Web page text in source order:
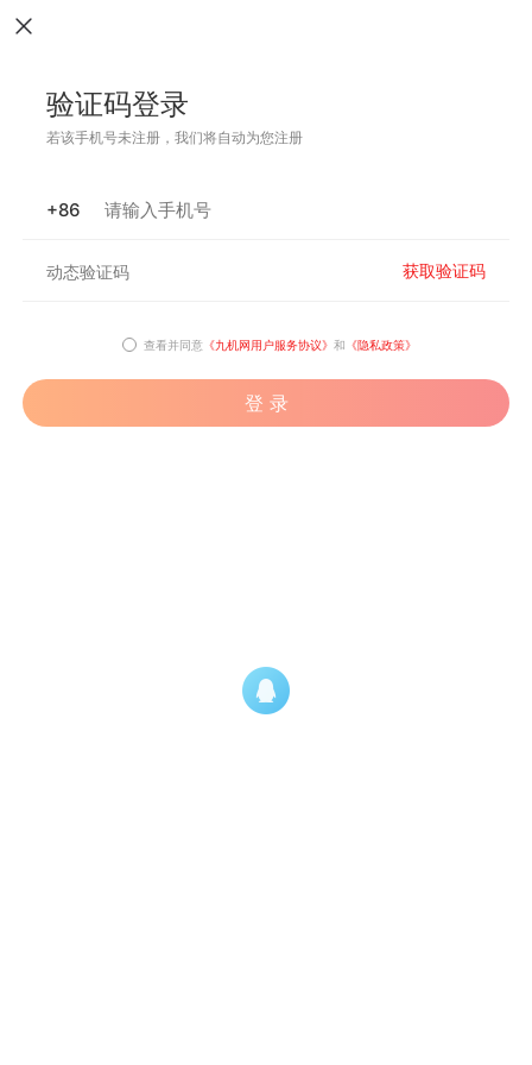
验证码登录
若该手机号未注册，我们将自动为您注册
+86
获取验证码
查看并同意 《九机网用户服务协议》 和 《隐私政策》
登 录